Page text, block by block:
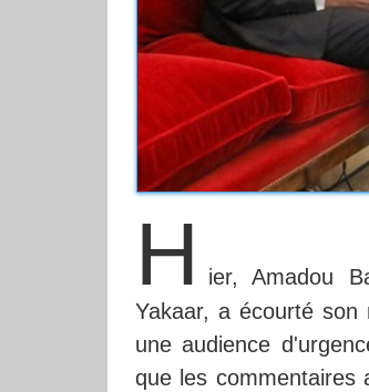
H
ier, Amadou
Yakaar, a écourté
une audience
que les commentaires